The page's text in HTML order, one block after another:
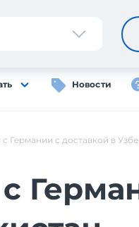
Регистрация
Новости
Германии с доставкой в